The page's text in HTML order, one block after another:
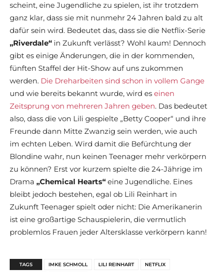
scheint, eine Jugendliche zu spielen, ist ihr trotzdem
ganz klar, dass sie mit nunmehr 24 Jahren bald zu alt
dafür sein wird. Bedeutet das, dass sie die Netflix-Serie
„Riverdale“ in Zukunft verlässt? Wohl kaum! Dennoch
gibt es einige Änderungen, die in der kommenden,
fünften Staffel der Hit-Show auf uns zukommen
werden. Die Dreharbeiten sind schon in vollem Gange
und wie bereits bekannt wurde, wird es einen
Zeitsprung von mehreren Jahren geben. Das bedeutet
also, dass die von Lili gespielte „Betty Cooper“ und ihre
Freunde dann Mitte Zwanzig sein werden, wie auch
im echten Leben. Wird damit die Befürchtung der
Blondine wahr, nun keinen Teenager mehr verkörpern
zu können? Erst vor kurzem spielte die 24-Jährige im
Drama „Chemical Hearts“ eine Jugendliche. Eines
bleibt jedoch bestehen, egal ob Lili Reinhart in
Zukunft Teenager spielt oder nicht: Die Amerikanerin
ist eine großartige Schauspielerin, die vermutlich
problemlos Frauen jeder Altersklasse verkörpern kann!
TAGS IMKE SCHMOLL LILI REINHART NETFLIX